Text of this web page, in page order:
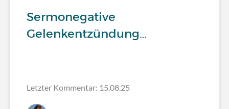
Sermonegative
Gelenkentzündung…
Letzter Kommentar: 15.08.25